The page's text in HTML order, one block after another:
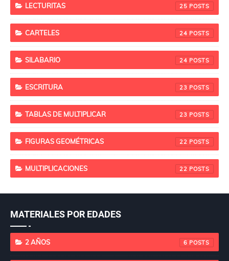
LECTURITAS 25
CARTELES 24
SILABARIO 24
ESCRITURA 23
TABLAS DE MULTIPLICAR 23
FIGURAS GEOMÉTRICAS 22
MULTIPLICACIONES 22
MATERIALES POR EDADES
2 AÑOS 6